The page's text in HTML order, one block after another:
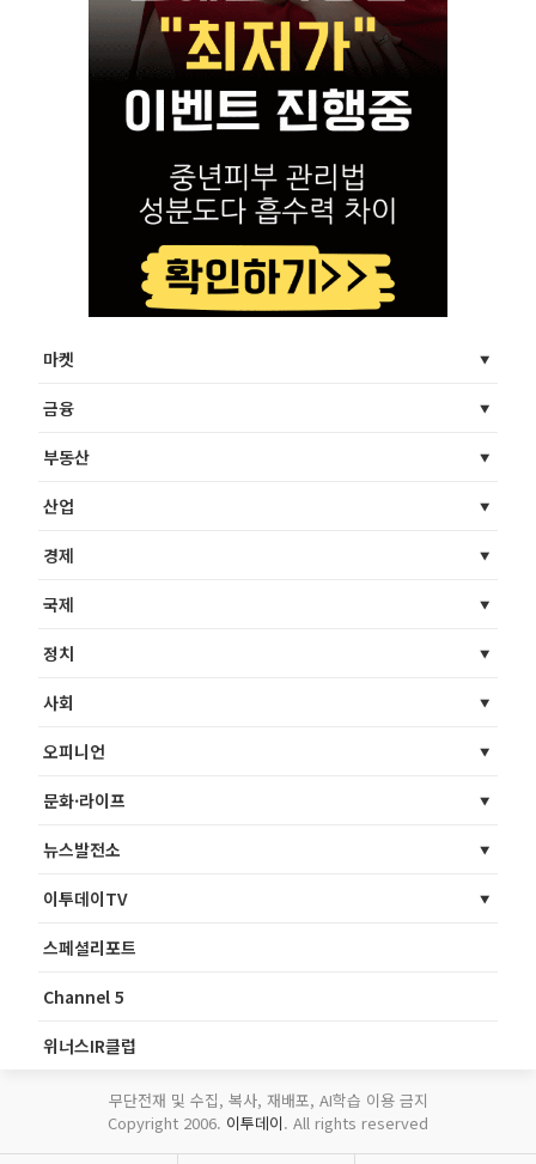
마켓
금융
부동산
산업
경제
국제
정치
사회
오피니언
문화·라이프
뉴스발전소
이투데이TV
스페셜리포트
Channel 5
위너스IR클럽
무단전재 및 수집, 복사, 재배포, AI학습 이용 금지
Copyright 2006. 이투데이. All rights reserved